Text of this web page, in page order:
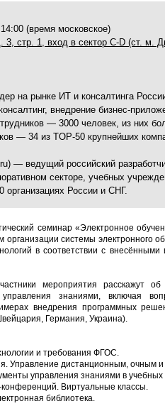
(время московское)
стр. 1, вход в сектор С-D (ст. м.
на рынке ИТ и консалтинга
внедрение бизнес-
— 3000 человек, из них
— 34 из TOP-50 крупнейших
— ведущий российский
секторе, учебных
организациях России и СНГ.
семинар «Электронное
системы электронного
в соответствии с
мероприятия расскажут
управления знаниями, включая
внедрения программных
Германия, Украина).
и требования ФГОС.
Управление дистанционным, очным
управления знаниями в учебных
Виртуальные классы.
библиотека.